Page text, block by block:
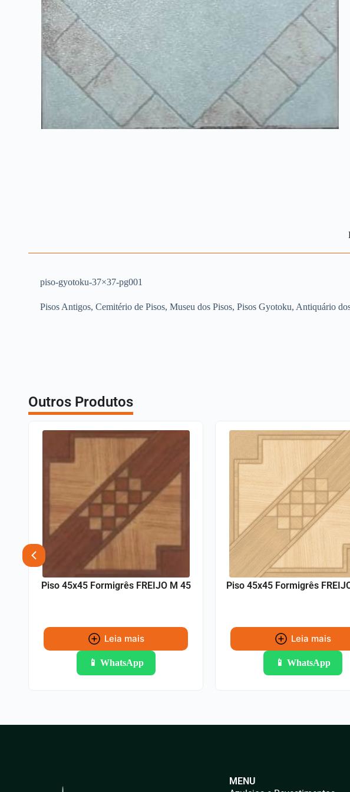
piso-gyotoku-37×37-pg001
Pisos Antigos, Cemitério de Pisos, Museu dos Pisos, Pisos Gyotoku, Antiquário
Outros Produtos
Piso 45x45 Formigrês FREIJO M 45
Leia mais
📱 WhatsApp
Piso 45x45 Formigrês
Leia mais
📱 WhatsApp
MENU